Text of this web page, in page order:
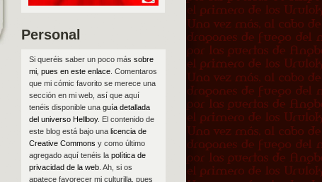
Personal
Si queréis saber un poco más sobre
mi, pues en este enlace. Comentaros
que mi cómic favorito se merece una
sección en mi web, así que aquí
tenéis disponible una guía detallada
del universo Hellboy. El contenido de
este blog está bajo una licencia de
Creative Commons y como último
agregado aquí tenéis la política de
privacidad de la web. Ah, si os
apatece favorecer mi culturilla, pues